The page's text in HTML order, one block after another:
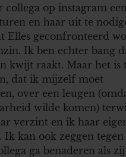
collega op instagram een
en haar uit te
Elles geconfronteerd
Ik ben echter bang
kwijt raakt. Maar het is
dat ik mijzelf moet
over een leugen
wilde komen)
verzint en ik haar
Ik kan ook zeggen tegen
ga benaderen als